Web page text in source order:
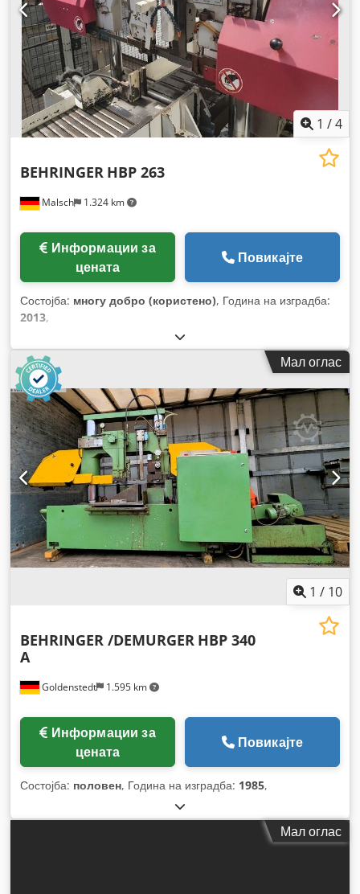
1 /4
Malsch 1.324 km
BEHRINGER HBP 263
цената
Повикајте
Состојба: многу добро (користено), Година на изградба:
2013,
Мал оглас
1 / 10
Goldenstedt 1.595 km
BEHRINGER /DEMURGER HBP 340
A
цената
Повикајте
Состојба: половен, Година на изградба: 1985,
Мал оглас